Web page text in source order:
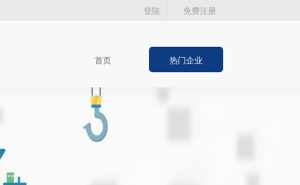
登陆 免费注册
首页 热门企业